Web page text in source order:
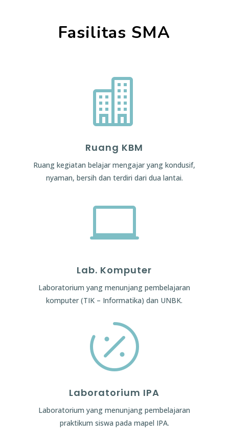
Fasilitas SMA

Ruang KBM
Ruang kegiatan belajar mengajar yang kondusif,
nyaman, bersih dan terdiri dari dua lantai.

Lab. Komputer
Laboratorium yang menunjang pembelajaran
komputer (TIK – Informatika) dan UNBK.

Laboratorium IPA
Laboratorium yang menunjang pembelajaran
praktikum siswa pada mapel IPA.